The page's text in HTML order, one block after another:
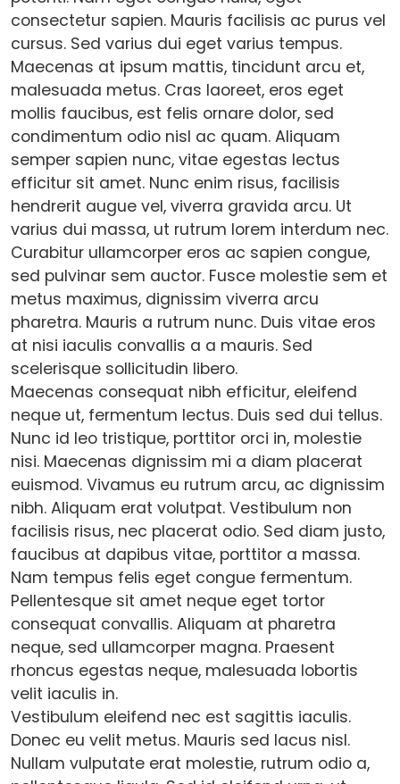
consectetur sapien. Mauris facilisis ac purus vel
cursus. Sed varius dui eget varius tempus.
Maecenas at ipsum mattis, tincidunt arcu et,
malesuada metus. Cras laoreet, eros eget
mollis faucibus, est felis ornare dolor, sed
condimentum odio nisl ac quam. Aliquam
semper sapien nunc, vitae egestas lectus
efficitur sit amet. Nunc enim risus, facilisis
hendrerit augue vel, viverra gravida arcu. Ut
varius dui massa, ut rutrum lorem interdum nec.
Curabitur ullamcorper eros ac sapien congue,
sed pulvinar sem auctor. Fusce molestie sem et
metus maximus, dignissim viverra arcu
pharetra. Mauris a rutrum nunc. Duis vitae eros
at nisi iaculis convallis a a mauris. Sed
scelerisque sollicitudin libero.
Maecenas consequat nibh efficitur, eleifend
neque ut, fermentum lectus. Duis sed dui tellus.
Nunc id leo tristique, porttitor orci in, molestie
nisi. Maecenas dignissim mi a diam placerat
euismod. Vivamus eu rutrum arcu, ac dignissim
nibh. Aliquam erat volutpat. Vestibulum non
facilisis risus, nec placerat odio. Sed diam justo,
faucibus at dapibus vitae, porttitor a massa.
Nam tempus felis eget congue fermentum.
Pellentesque sit amet neque eget tortor
consequat convallis. Aliquam at pharetra
neque, sed ullamcorper magna. Praesent
rhoncus egestas neque, malesuada lobortis
velit iaculis in.
Vestibulum eleifend nec est sagittis iaculis.
Donec eu velit metus. Mauris sed lacus nisl.
Nullam vulputate erat molestie, rutrum odio a,